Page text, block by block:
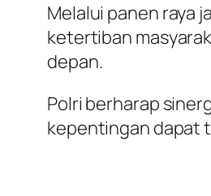
Melalui panen raya
ketertiban
depan.
Polri berharap
kepentingan dapat